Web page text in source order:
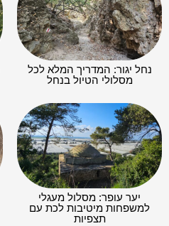
נחל יגור: המדריך המלא לכל
מסלולי הטיול בנחל
יער עופר: מסלול מעגלי
למשפחות מיטיבות לכת עם
תצפיות